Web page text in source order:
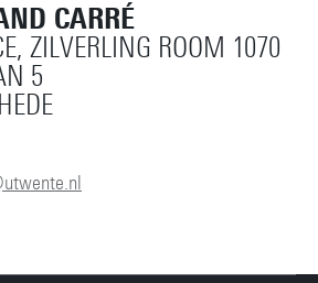
CARRÉ
ZILVERLING ROOM 1070
5